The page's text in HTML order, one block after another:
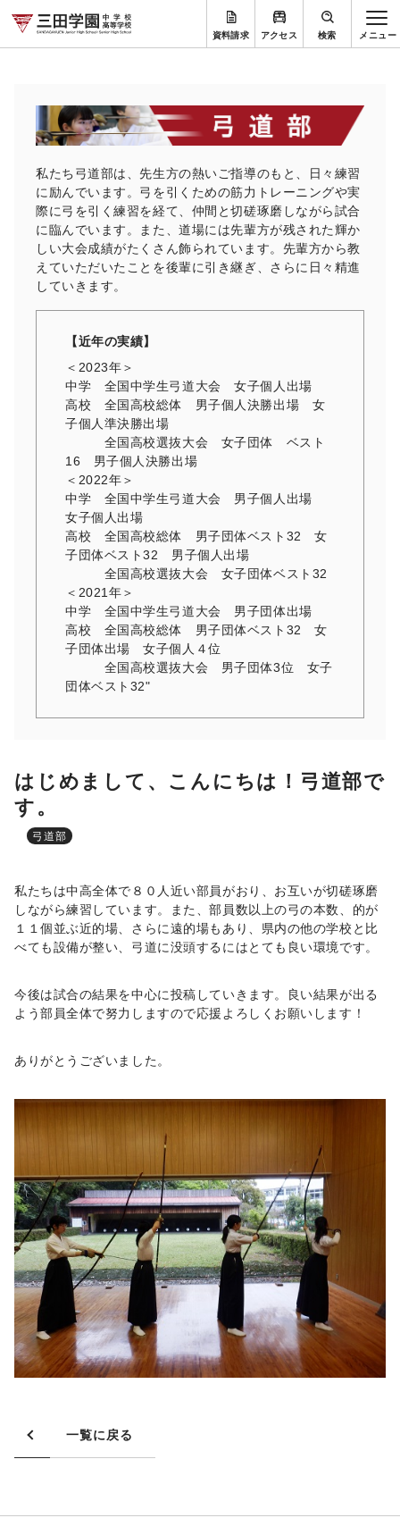
資料請求 アクセス 検索
私たち弓道部は、先生方の熱いご指導のもと、日々練習
に励んでいます。弓を引くための筋力トレーニングや実
際に弓を引く練習を経て、仲間と切磋琢磨しながら試合
に臨んでいます。また、道場には先輩方が残された輝か
しい大会成績がたくさん飾られています。先輩方から教
えていただいたことを後輩に引き継ぎ、さらに日々精進
していきます。
【近年の実績】
＜2023年＞
中学 全国中学生弓道大会 女子個人出場
高校 全国高校総体 男子個人決勝出場 女
子個人準決勝出場
全国高校選抜大会 女子団体 ベスト
16 男子個人決勝出場
＜2022年＞
中学 全国中学生弓道大会 男子個人出場
女子個人出場
高校 全国高校総体 男子団体ベスト32 女
子団体ベスト32 男子個人出場
全国高校選抜大会 女子団体ベスト32
＜2021年＞
中学 全国中学生弓道大会 男子団体出場
高校 全国高校総体 男子団体ベスト32 女
子団体出場 女子個人４位
全国高校選抜大会 男子団体3位 女子
団体ベスト32"
はじめまして、こんにちは！弓道部で
す。
弓道部
私たちは中高全体で８０人近い部員がおり、お互いが切磋琢磨
しながら練習しています。また、部員数以上の弓の本数、的が
１１個並ぶ近的場、さらに遠的場もあり、県内の他の学校と比
べても設備が整い、弓道に没頭するにはとても良い環境です。
今後は試合の結果を中心に投稿していきます。良い結果が出る
よう部員全体で努力しますので応援よろしくお願いします！
ありがとうございました。
一覧に戻る